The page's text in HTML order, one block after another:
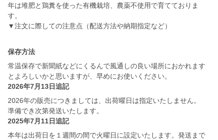
年は堆肥と鶏糞を使った有機栽培、農薬不使用で育てておりま
す。
保存方法
常温保存で新聞紙などにくるんで風通しの良い場所におかれます
とよろしいかと思いますが、早めにお使いください。
2026年7月13日追記
2026年の販売につきましては、出荷曜日は指定いたしません。
準備でき次第発送いたします。
2025年7月11日追記
本年は出荷日を１週間の間で火曜日に設定いたします。発送まで